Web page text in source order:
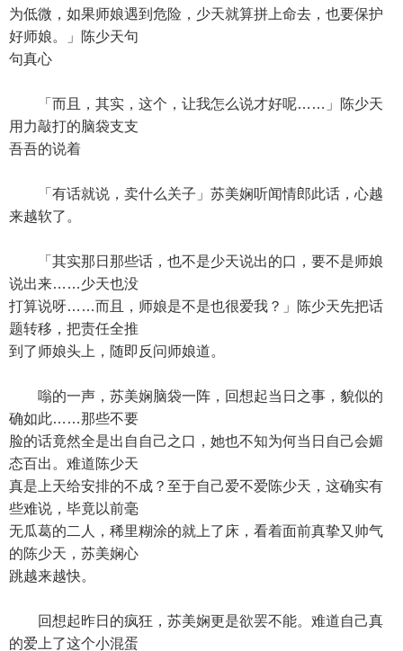
为低微，如果师娘遇到危险，少天就算拼上命去，也要保护
好师娘。」陈少天句
句真心
「而且，其实，这个，让我怎么说才好呢……」陈少天
用力敲打的脑袋支支
吾吾的说着
「有话就说，卖什么关子」苏美娴听闻情郎此话，心越
来越软了。
「其实那日那些话，也不是少天说出的口，要不是师娘
说出来……少天也没
打算说呀……而且，师娘是不是也很爱我？」陈少天先把话
题转移，把责任全推
到了师娘头上，随即反问师娘道。
嗡的一声，苏美娴脑袋一阵，回想起当日之事，貌似的
确如此……那些不要
脸的话竟然全是出自自己之口，她也不知为何当日自己会媚
态百出。难道陈少天
真是上天给安排的不成？至于自己爱不爱陈少天，这确实有
些难说，毕竟以前毫
无瓜葛的二人，稀里糊涂的就上了床，看着面前真挚又帅气
的陈少天，苏美娴心
跳越来越快。
回想起昨日的疯狂，苏美娴更是欲罢不能。难道自己真
的爱上了这个小混蛋